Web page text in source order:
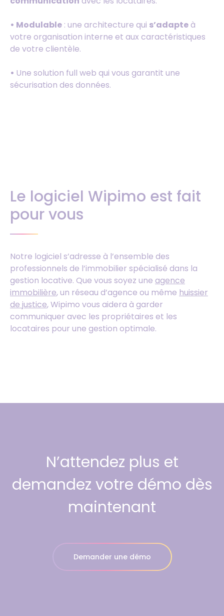
• Modulable : une architecture qui s’adapteà
votre organisation interne et aux caractéristiques
de votre clientèle.
• Une solution full web qui vous garantit une
sécurisation des données.
Le logiciel Wipimo est fait
pour vous
Notre logiciel s’adresse à l’ensemble des
professionnels de l’immobilier spécialisé dans la
gestion locative. Que vous soyez une agence
immobilière, un réseau d’agence ou même huissier
de justice, Wipimo vous aidera à garder
communiquer avec les propriétaires et les
locataires pour une gestion optimale.
N’attendez plus et
demandez votre démo dès
maintenant
Demander une démo